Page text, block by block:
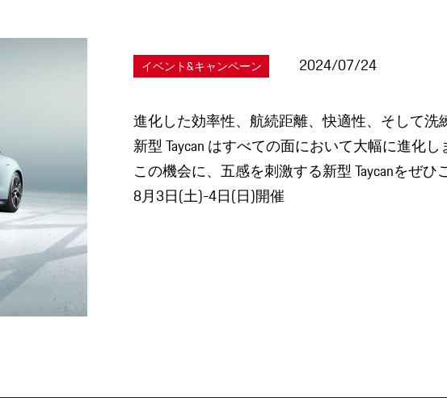
イベント&キャンペーン 2024/07/24
進化した効率性、航続距離、快適性、そして洗
新型 Taycan はすべての面において大幅に進化し
この機会に、五感を刺激する新型 Taycanをぜひ
8月3日(土)-4日(日)開催